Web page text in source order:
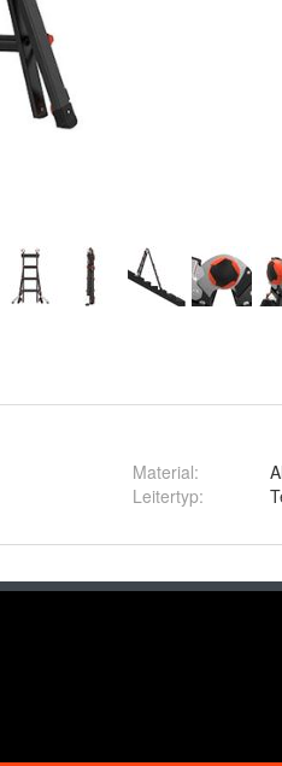
Material:
Leitertyp: